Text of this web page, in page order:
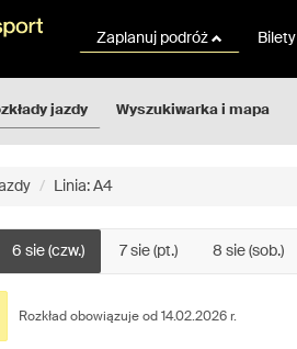
Zaplanuj podróż Bilety
jazdy Wyszukiwarka i mapa
Linia: A4
6 sie (czw.) 7 sie (pt.) 8 sie (sob.)
jazdy
Rozkład obowiązuje od 14.02.2026 r.